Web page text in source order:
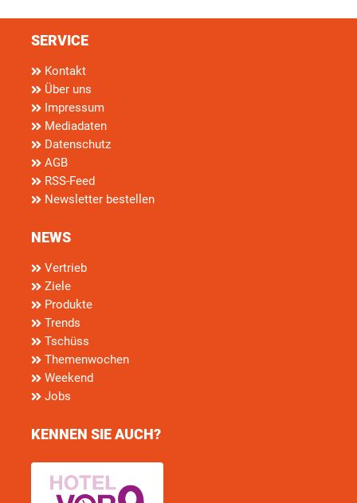
SERVICE
Kontakt
Über uns
Impressum
Mediadaten
Datenschutz
AGB
RSS-Feed
Newsletter bestellen
NEWS
Vertrieb
Ziele
Produkte
Trends
Tschüss
Themenwochen
Weekend
Jobs
KENNEN SIE AUCH?